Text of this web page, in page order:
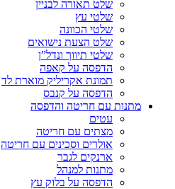
שלט תאורה לבניין
שלטי עץ
שלטי הכוונה
שלט הצעת נישואים
שלטי תיווך ונדל”ן
הדפסה על קאפה
תמונת אקריליק מוארת לד
הדפסה על קנבס
מתנות עם חריטה והדפסה
עטים
מצתים עם חריטה
אולרים וסכינים עם חריטה
ארנקים לגבר
מתנות למנהל
הדפסה על בלוק עץ